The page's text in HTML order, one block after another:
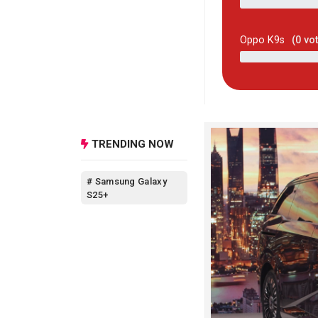
Oppo K9s (0
TRENDING NOW
# Samsung Galaxy
S25+